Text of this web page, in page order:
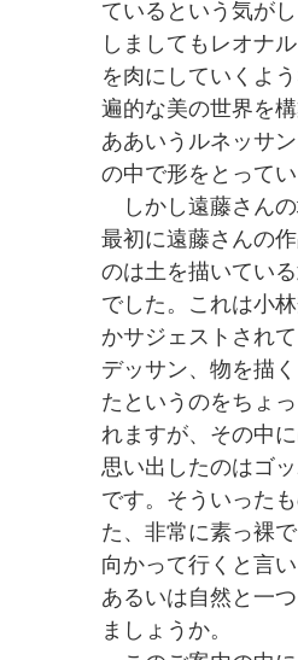
ているという気が
しましてもレオナ
を肉にしていくよ
遍的な美の世界を構
ああいうルネッサ
の中で形をとってい
しかし遠藤さん
最初に遠藤さんの
のは土を描いてい
でした。これは小
かサジェストされ
デッサン、物を描
たというのをちょ
れますが、その中
思い出したのはゴ
です。そういった
た、非常に素っ裸
向かって行くと言い
あるいは自然と一
ましょうか。